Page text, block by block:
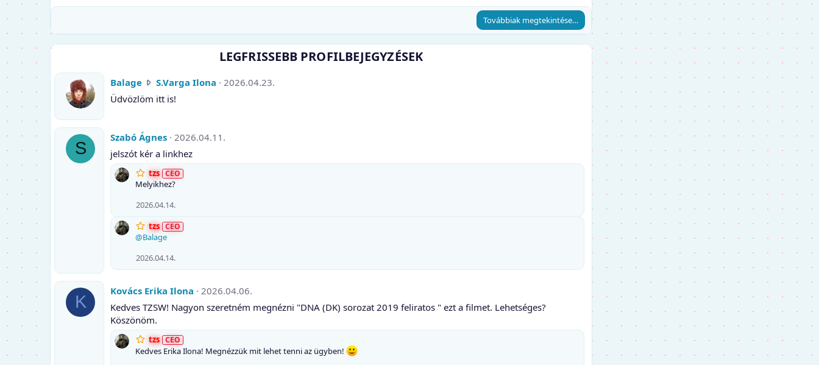
Továbbiak megtekintése…
LEGFRISSEBB PROFILBEJEGYZÉSEK
Balage S.Varga Ilona B
g
a
I
o
p
2026.04.23.
Üdvözlöm itt is!
S
Szabó Ágnes
2026.04.11.
jelszót kér a linkhez
tzs
Melyikhez?
2026.04.14.
tzs
@Balage
2026.04.14.
K
Kovács Erika Ilona
2026.04.06.
Kedves TZSW! Nagyon szeretném megnézni "DNA (DK) sorozat 2019 feliratos " ezt a filmet. Lehetséges?
Köszönöm.
tzs
Kedves Erika Ilona! Megnézzük mit lehet tenni az ügyben!